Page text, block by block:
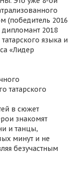
(победитель 2016
2018
языка и
«Лидер
татарского
в сюжет
знакомят
и танцы,
минут и не
безучастным